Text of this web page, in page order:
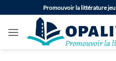
au
contenu
Promouvoir la littérature